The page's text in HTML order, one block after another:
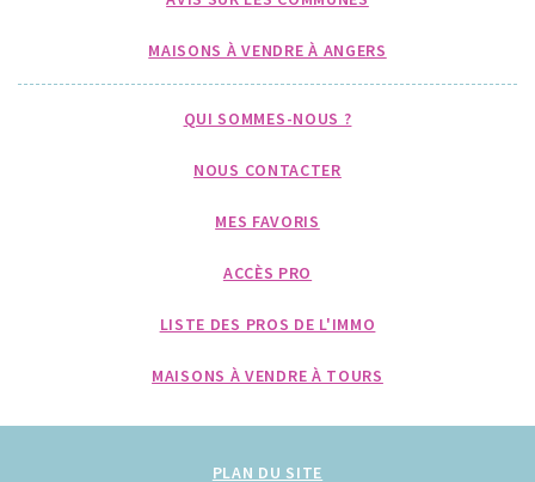
MAISONS À VENDRE À ANGERS
QUI SOMMES-NOUS ?
NOUS CONTACTER
MES FAVORIS
ACCÈS PRO
LISTE DES PROS DE L'IMMO
MAISONS À VENDRE À TOURS
PLAN DU SITE